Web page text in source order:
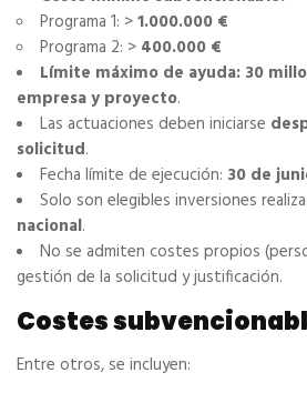
Programa 1: >1.000.000 €
Programa 2: > 400.000 €
Límite máximo de ayuda: 30
empresa y proyecto.
Las actuaciones deben iniciarse
solicitud.
Fecha límite de ejecución: 30 de
Solo son elegibles inversiones
nacional.
No se admiten costes propios
gestión de la solicitud y justificación.
Costes
Entre otros, se incluyen: